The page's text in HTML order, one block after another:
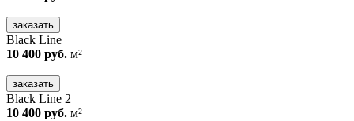
заказать
Black Line
10 400 руб. м²
заказать
Black Line 2
10 400 руб. м²